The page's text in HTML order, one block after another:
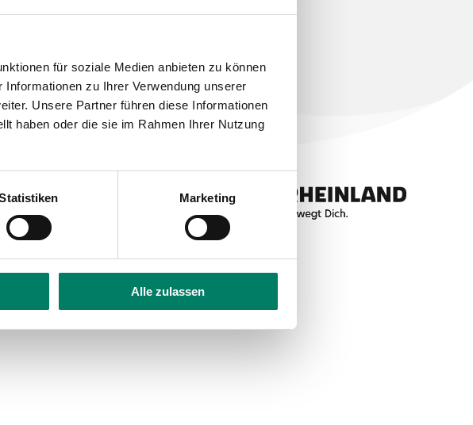
für soziale Medien anbieten zu können
zu Ihrer Verwendung unserer
Unsere Partner führen diese Informationen
haben oder die sie im Rahmen Ihrer Nutzung
Marketing
Alle zulassen